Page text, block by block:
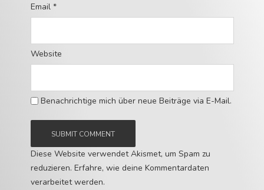
Email *
Website
Benachrichtige mich über neue Beiträge via E-Mail.
Diese Website verwendet Akismet, um Spam zu
reduzieren. Erfahre, wie deine Kommentardaten
verarbeitet werden.